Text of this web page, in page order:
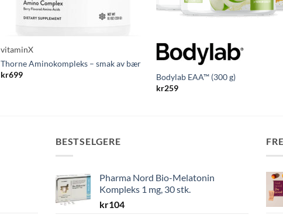
vitaminX
Thorne Aminokompleks – smak av bær
kr699
Bodylab EAA™ (300 g)
kr259
BESTSELGERE
Pharma Nord Bio-Melatonin
Kompleks 1 mg, 30 stk.
kr104